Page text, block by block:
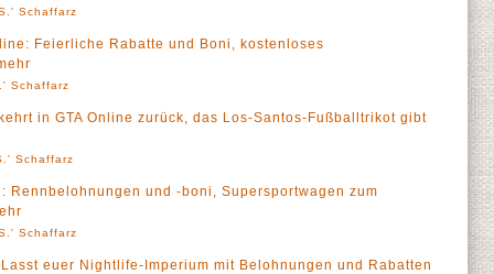
Schaffarz
Feierliche Rabatte und Boni, kostenloses
Schaffarz
in GTA Online zurück, das Los-Santos-Fußballtrikot gibt
Schaffarz
Rennbelohnungen und -boni, Supersportwagen zum
Schaffarz
euer Nightlife-Imperium mit Belohnungen und Rabatten